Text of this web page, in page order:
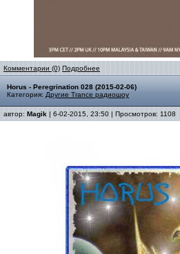
Комментарии (0) Подробнее
Horus - Peregrination 028 (2015-02-06)
Категория: Другие Trance радиошоу
автор: Magik | 6-02-2015, 23:50 | Просмотров: 1108